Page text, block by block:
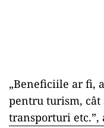
„Beneficiile ar fi,
pentru turism,
transporturi etc.”,